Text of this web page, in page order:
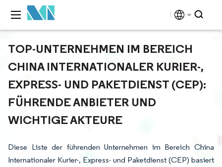
TOP-UNTERNEHMEN IM BEREICH
CHINA INTERNATIONALER KURIER-,
EXPRESS- UND PAKETDIENST (CEP):
FÜHRENDE ANBIETER UND
WICHTIGE AKTEURE
Diese Liste der führenden Unternehmen im Bereich China
Internationaler Kurier-, Express- und Paketdienst (CEP) basiert